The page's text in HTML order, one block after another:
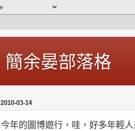
簡余晏部落格
2010-03-14
今年的圖博遊行，哇，好多年輕人